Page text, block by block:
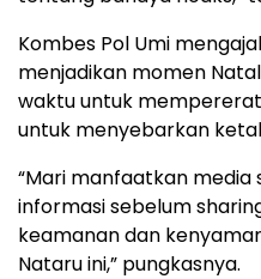
Kombes Pol Umi
menjadikan momen
waktu untuk
untuk menyebarkan
“Mari manfaatkan media
informasi sebelum
keamanan dan
Nataru ini,” pungkasnya.